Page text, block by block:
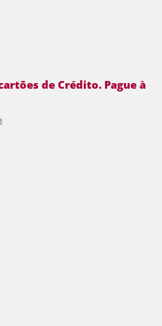
de Crédito. Pague à